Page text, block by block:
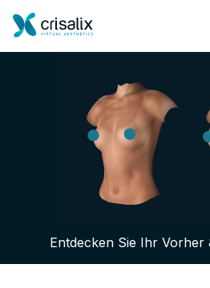
Startseite für Chirurgen
3D-Business-Plattform
Pläne
Entdecken Sie Ihr Vorher